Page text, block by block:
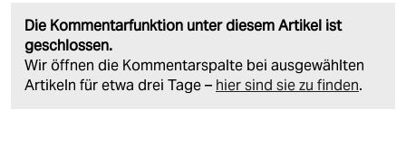
Die Kommentarfunktion unter diesem Artikel ist
geschlossen.
Wir öffnen die Kommentarspalte bei ausgewählten
Artikeln für etwa drei Tage – hier sind sie zu finden.